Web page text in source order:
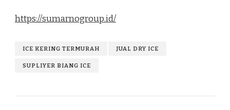
https://sumarnogroup.id/
ICE KERING TERMURAH JUAL DRY ICE
SUPLIYER BIANG ICE